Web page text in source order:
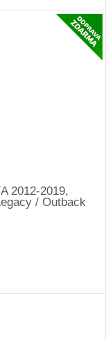
2012-2019,
/ Outback